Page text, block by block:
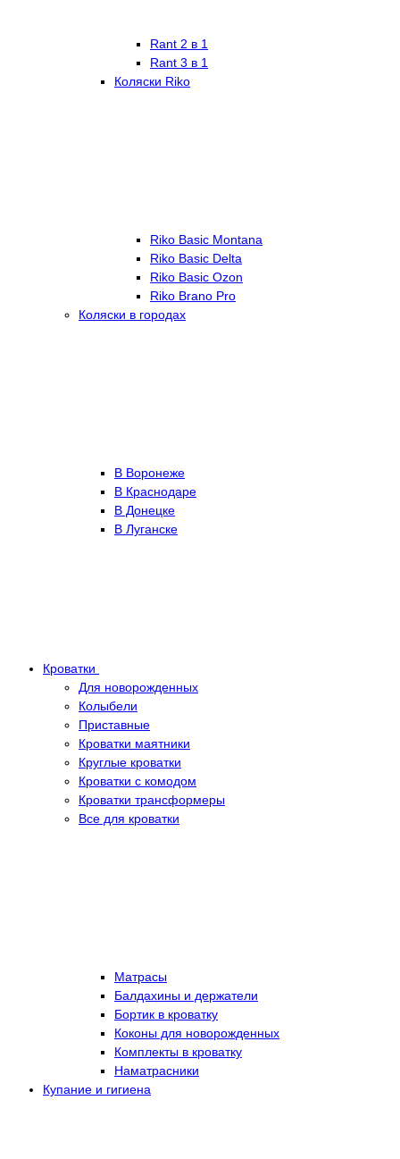
Rant 2 в 1
Rant 3 в 1
Коляски Riko
Riko Basic Montana
Riko Basic Delta
Riko Basic Ozon
Riko Brano Pro
Коляски в городах
В Воронеже
В Краснодаре
В Донецке
В Луганске
Кроватки
Для новорожденных
Колыбели
Приставные
Кроватки маятники
Круглые кроватки
Кроватки с комодом
Кроватки трансформеры
Все для кроватки
Матрасы
Балдахины и держатели
Бортик в кроватку
Коконы для новорожденных
Комплекты в кроватку
Наматрасники
Купание и гигиена